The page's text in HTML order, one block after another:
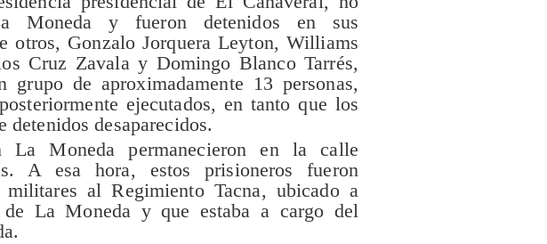
Moneda y fueron detenidos en sus
otros, Gonzalo Jorquera Leyton, Williams
Cruz Zavala y Domingo Blanco Tarrés,
grupo de aproximadamente 13 personas,
ejecutados, en tanto que los
detenidos desaparecidos.
La Moneda permanecieron en la calle
A esa hora, estos prisioneros fueron
al Regimiento Tacna, ubicado a
La Moneda y que estaba a cargo del